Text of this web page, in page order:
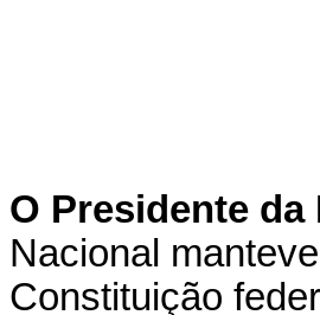
O Presidente da
Nacional
Constituição